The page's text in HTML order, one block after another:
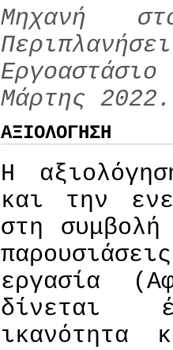
Μηχανή
Μάρτης 2022.
ΑΞΙΟΛΟΓΗΣΗ
Η
και την
στη συμβολή
εργασία
δίνεται
ικανότητα